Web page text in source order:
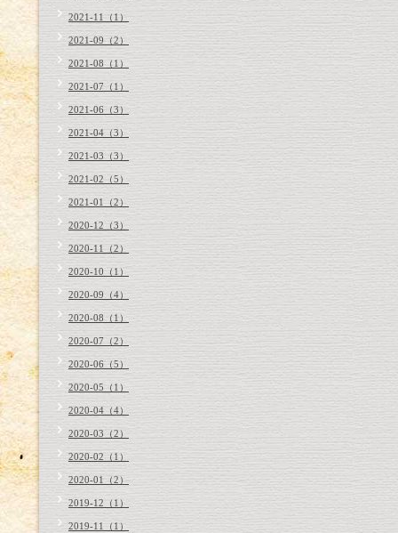
2021-11（1）
2021-09（2）
2021-08（1）
2021-07（1）
2021-06（3）
2021-04（3）
2021-03（3）
2021-02（5）
2021-01（2）
2020-12（3）
2020-11（2）
2020-10（1）
2020-09（4）
2020-08（1）
2020-07（2）
2020-06（5）
2020-05（1）
2020-04（4）
2020-03（2）
2020-02（1）
2020-01（2）
2019-12（1）
2019-11（1）